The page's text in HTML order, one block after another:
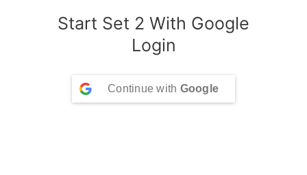
Start Set 2 With Google
Login
Continue with Google